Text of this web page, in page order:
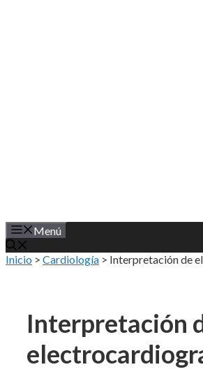
Menú
Inicio > Cardiología > Interpretación de
Interpretación